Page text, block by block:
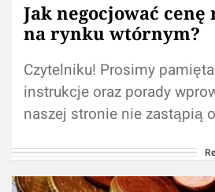
Jak negocjować
na rynku wtórnym?
Czytelniku! Prosimy
instrukcje oraz porady
naszej stronie nie zastąpią
Korzystanie z treści
blogu...